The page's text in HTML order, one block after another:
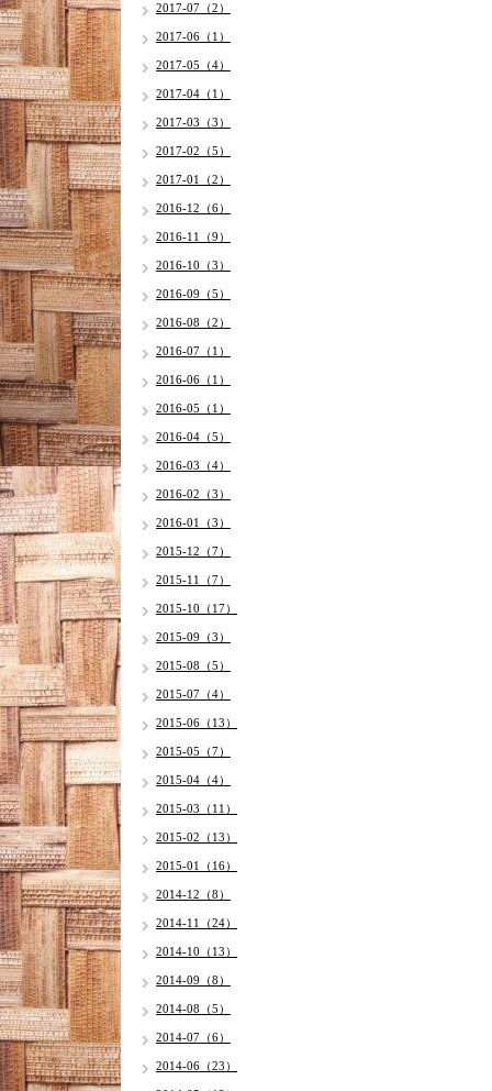
2017-07（2）
2017-06（1）
2017-05（4）
2017-04（1）
2017-03（3）
2017-02（5）
2017-01（2）
2016-12（6）
2016-11（9）
2016-10（3）
2016-09（5）
2016-08（2）
2016-07（1）
2016-06（1）
2016-05（1）
2016-04（5）
2016-03（4）
2016-02（3）
2016-01（3）
2015-12（7）
2015-11（7）
2015-10（17）
2015-09（3）
2015-08（5）
2015-07（4）
2015-06（13）
2015-05（7）
2015-04（4）
2015-03（11）
2015-02（13）
2015-01（16）
2014-12（8）
2014-11（24）
2014-10（13）
2014-09（8）
2014-08（5）
2014-07（6）
2014-06（23）